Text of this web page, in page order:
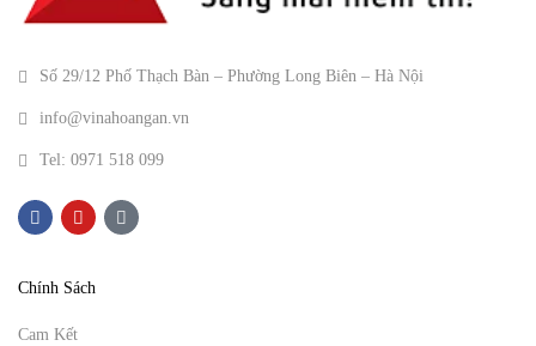
Số 29/12 Phố Thạch Bàn – Phường Long Biên – Hà Nội
info@vinahoangan.vn
Tel: 0971 518 099
Chính Sách
Cam Kết